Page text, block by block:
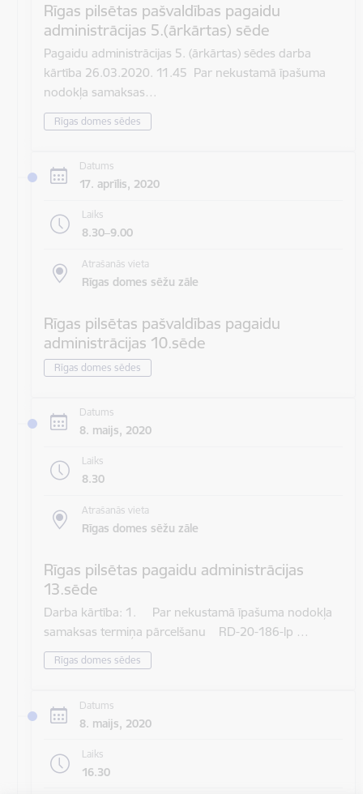
Rīgas pilsētas pašvaldības pagaidu
administrācijas 5.(ārkārtas) sēde
Pagaidu administrācijas 5. (ārkārtas) sēdes darba
kārtība 26.03.2020. 11.45 Par nekustamā īpašuma
nodokļa samaksas…
Rīgas domes sēdes
Datums
17. aprīlis, 2020
Laiks
8.30–9.00
Atrašanās vieta
Rīgas domes sēžu zāle
Rīgas pilsētas pašvaldības pagaidu
administrācijas 10.sēde
Rīgas domes sēdes
Datums
8. maijs, 2020
Laiks
8.30
Atrašanās vieta
Rīgas domes sēžu zāle
Rīgas pilsētas pagaidu administrācijas
13.sēde
Darba kārtība: 1. Par nekustamā īpašuma nodokļa
samaksas termiņa pārcelšanu RD-20-186-lp …
Rīgas domes sēdes
Datums
8. maijs, 2020
Laiks
16.30